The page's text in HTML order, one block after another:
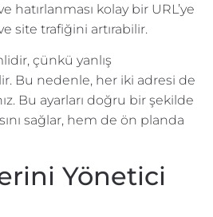
kolay bir URL’ye
site trafiğini artırabilir.
çünkü yanlış
Bu nedenle, her iki adresi de
Bu ayarları doğru bir şekilde
sağlar, hem de ön planda
Yönetici